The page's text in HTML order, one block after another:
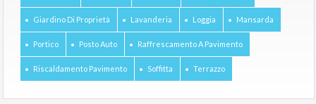
Giardino Di Proprietà Lavanderia Loggia Mansarda
Portico Posto Auto Raffrescamento A Pavimento
Riscaldamento Pavimento Soffitta Terrazzo